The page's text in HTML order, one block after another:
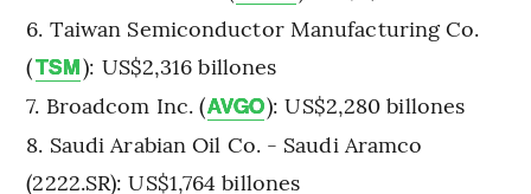
Taiwan Semiconductor Manufacturing Co.
(TSM): US$2,316 billones
Broadcom Inc. (AVGO): US$2,280 billones
Saudi Arabian Oil Co. - Saudi Aramco
(2222.SR): US$1,764 billones